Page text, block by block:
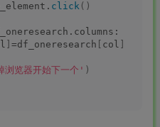
click ()
=df_oneresearch col
浏览器开始下一个' )